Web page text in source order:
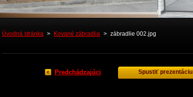
Úvodná stránka > Kované zábradlia > zábradlie 002.jpg
Predchádzajúci Spustiť prezentáciu